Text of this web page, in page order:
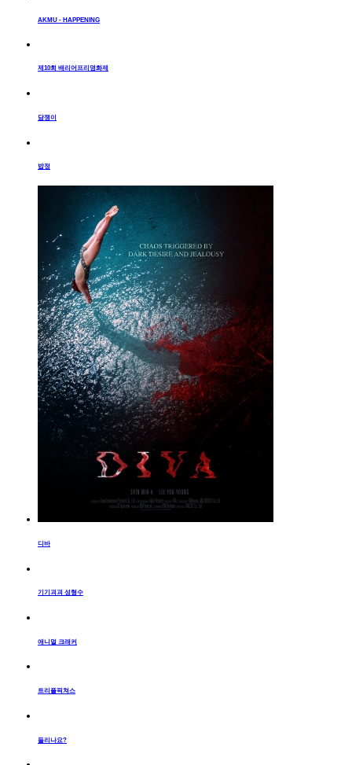
AKMU - HAPPENING
제10회 배리어프리영화제
담쟁이
밥정
디바
기기괴괴 성형수
애니멀 크래커
트리플픽쳐스
들리나요?